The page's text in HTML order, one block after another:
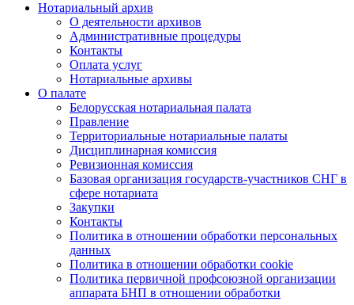
Нотариальный архив
О деятельности архивов
Административные процедуры
Контакты
Оплата услуг
Нотариальные архивы
О палате
Белорусская нотариальная палата
Правление
Территориальные нотариальные палаты
Дисциплинарная комиссия
Ревизионная комиссия
Базовая организация государств-участников СНГ в
сфере нотариата
Закупки
Контакты
Политика в отношении обработки персональных
данных
Политика в отношении обработки cookie
Политика первичной профсоюзной организации
аппарата БНП в отношении обработки